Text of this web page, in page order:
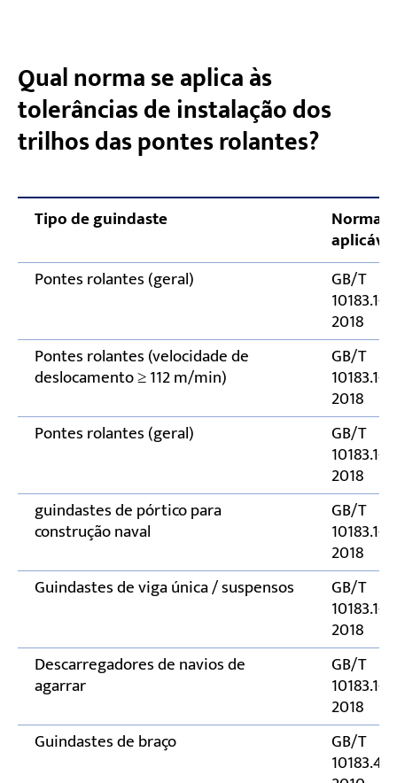
Verificação 9 — Inclinação do trilho G
Verificação 10 — Desvio K entre o centro do
trilho e o centro da web
inspeção de trilhos de ponte rolante
Tolerância
Qual norma se aplica às
tolerâncias de instalação dos
trilhos das pontes rolantes?
Tipo de guindaste Norma
aplicável
Pontes rolantes (geral)
GB/T
10183.1-
2018
Pontes rolantes (velocidade de
deslocamento ≥ 112 m/min)
GB/T
10183.1-
2018
Pontes rolantes (geral)
GB/T
10183.1-
2018
guindastes de pórtico para
construção naval
GB/T
10183.1-
2018
Guindastes de viga única / suspensos
GB/T
10183.1-
2018
Descarregadores de navios de
agarrar
GB/T
10183.1-
2018
Guindastes de braço
GB/T
10183.4-